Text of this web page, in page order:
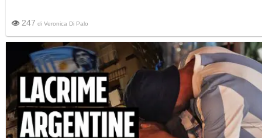
247 di Veronica Di Palo